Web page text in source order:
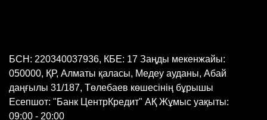
БСН: 220340037936, КБЕ: 17 Заңды мекенжайы:
050000, ҚР, Алматы қаласы, Медеу ауданы, Абай
даңғылы 31/187, Төлебаев көшесінің бұрышы
Есепшот: "Банк ЦентрКредит" АҚ Жұмыс уақыты:
09:00 - 20:00